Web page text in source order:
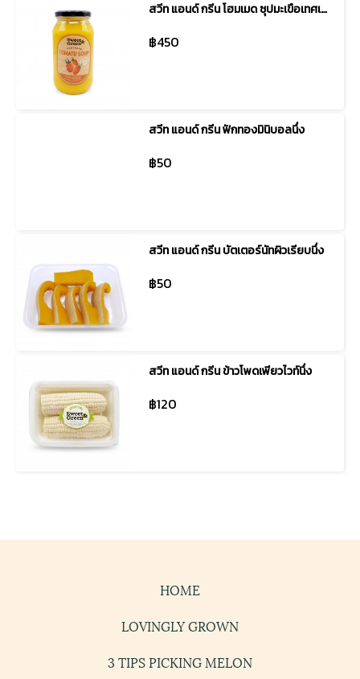
สวีท แอนด์ กรีน โฮมเมด ซุปมะเขือเทศเชอร์รี่สีเหลือง
฿450
สวีท แอนด์ กรีน ฟักทองมินิบอลนึ่ง
฿50
สวีท แอนด์ กรีน บัตเตอร์นัทผิวเรียบนึ่ง
฿50
สวีท แอนด์ กรีน ข้าวโพดเพียวไวท์นึ่ง
฿120
HOME
LOVINGLY GROWN
3 TIPS PICKING MELON